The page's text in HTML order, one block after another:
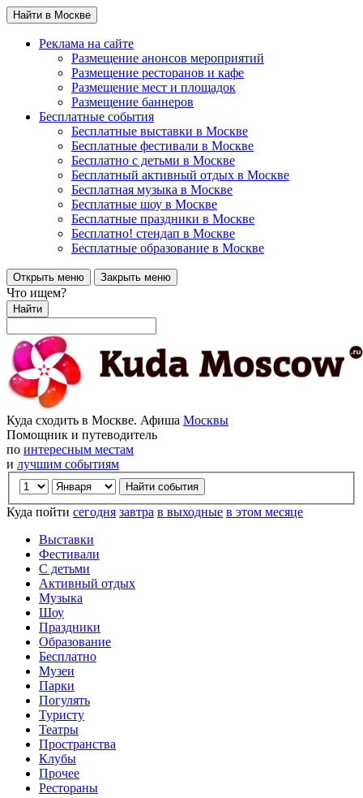
Найти в Москве
Реклама на сайте
Размещение анонсов мероприятий
Размещение ресторанов и кафе
Размещение мест и площадок
Размещение баннеров
Бесплатные события
Бесплатные выставки в Москве
Бесплатные фестивали в Москве
Бесплатно с детьми в Москве
Бесплатный активный отдых в Москве
Бесплатная музыка в Москве
Бесплатные шоу в Москве
Бесплатные праздники в Москве
Бесплатно! стендап в Москве
Бесплатные образование в Москве
Открыть меню Закрыть меню
Что ищем?
Найти
Куда сходить в Москве. Афиша Москвы
Помощник и путеводитель
по интересным местам
и лучшим событиям
Куда пойти сегодня завтра в выходные в этом месяце
Выставки
Фестивали
С детьми
Активный отдых
Музыка
Шоу
Праздники
Образование
Бесплатно
Музеи
Парки
Погулять
Туристу
Театры
Пространства
Клубы
Прочее
Рестораны